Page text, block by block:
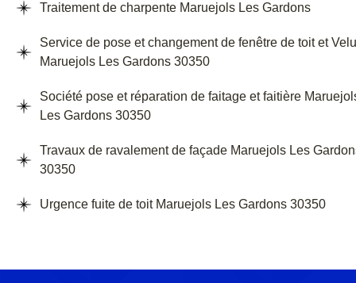
Traitement de charpente Maruejols Les Gardons
Service de pose et changement de fenêtre de toit et
Maruejols Les Gardons 30350
Société pose et réparation de faitage et faitière
Les Gardons 30350
Travaux de ravalement de façade Maruejols Les
30350
Urgence fuite de toit Maruejols Les Gardons 30350